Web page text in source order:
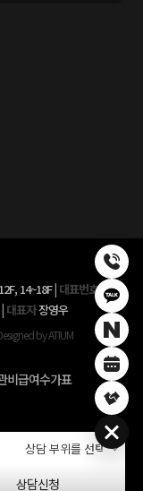
상담신청
14~18F 대표번호02-
대표자장영우
by ATIUM
비급여수가표